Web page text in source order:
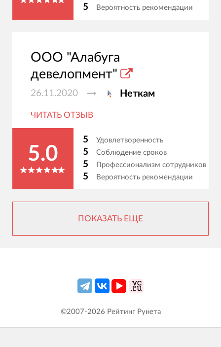
5 Вероятность рекомендации
ООО "Алабуга
девелопмент"
26.11.2020 Неткам
ЧИТАТЬ ОТЗЫВ
5.0
5 Удовлетворенность
5 Соблюдение сроков
5 Профессионализм сотрудников
5 Вероятность рекомендации
ПОКАЗАТЬ ЕЩЕ
©2007-2026 Рейтинг Рунета